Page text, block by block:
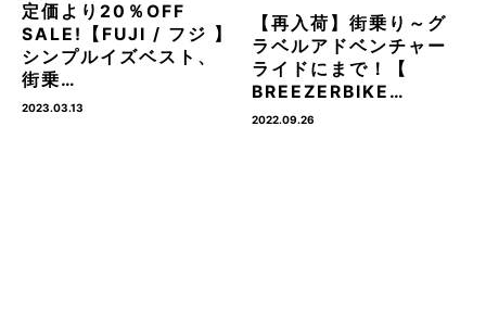
定価より20％OFF
SALE!【FUJI / フジ 】
シンプルイズベスト、
街乗…
2023.03.13
【再入荷】街乗り～グ
ラベルアドベンチャー
ライドにまで！【
BREEZERBIKE…
2022.09.26